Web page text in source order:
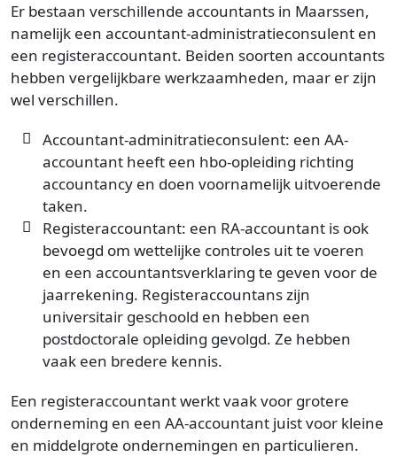
Er bestaan verschillende accountants in Maarssen,
namelijk een accountant-administratieconsulent en
een registeraccountant. Beiden soorten accountants
hebben vergelijkbare werkzaamheden, maar er zijn
wel verschillen.
Accountant-adminitratieconsulent: een AA-
accountant heeft een hbo-opleiding richting
accountancy en doen voornamelijk uitvoerende
taken.
Registeraccountant: een RA-accountant is ook
bevoegd om wettelijke controles uit te voeren
en een accountantsverklaring te geven voor de
jaarrekening. Registeraccountans zijn
universitair geschoold en hebben een
postdoctorale opleiding gevolgd. Ze hebben
vaak een bredere kennis.
Een registeraccountant werkt vaak voor grotere
onderneming en een AA-accountant juist voor kleine
en middelgrote ondernemingen en particulieren.